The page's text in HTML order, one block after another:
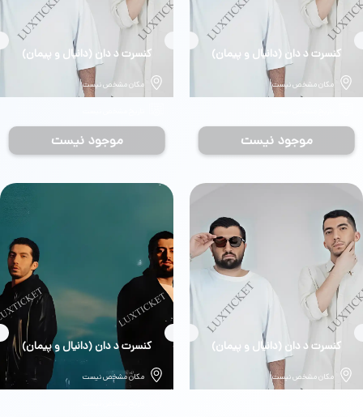
بلیط
کنسرت د دان (دانیال و پیمان)
مکان مشخص نیست
موجود نیست
بلیط
کنسرت د دان (دانیال و پیمان)
مکان مشخص نیست
موجود نیست
بلیط
کنسرت د دان (دانیال و پیمان)
مکان مشخص نیست
بلیط
کنسرت د دان (دانیال و پیمان)
مکان مشخص نیست